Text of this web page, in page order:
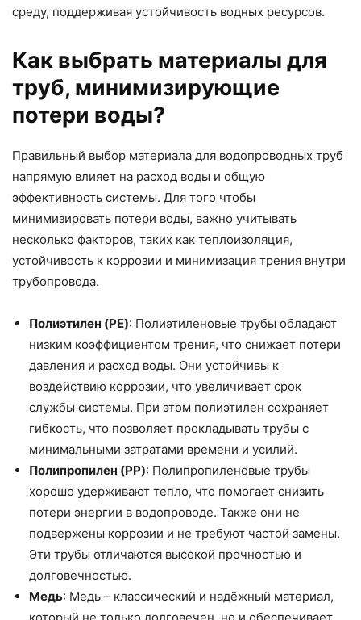
среду, поддерживая устойчивость водных ресурсов.
Как выбрать материалы для
труб, минимизирующие
потери воды?
Правильный выбор материала для водопроводных труб
напрямую влияет на расход воды и общую
эффективность системы. Для того чтобы
минимизировать потери воды, важно учитывать
несколько факторов, таких как теплоизоляция,
устойчивость к коррозии и минимизация трения внутри
трубопровода.
Полиэтилен (PE): Полиэтиленовые трубы обладают
низким коэффициентом трения, что снижает потери
давления и расход воды. Они устойчивы к
воздействию коррозии, что увеличивает срок
службы системы. При этом полиэтилен сохраняет
гибкость, что позволяет прокладывать трубы с
минимальными затратами времени и усилий.
Полипропилен (PP): Полипропиленовые трубы
хорошо удерживают тепло, что помогает снизить
потери энергии в водопроводе. Также они не
подвержены коррозии и не требуют частой замены.
Эти трубы отличаются высокой прочностью и
долговечностью.
Медь: Медь – классический и надёжный материал,